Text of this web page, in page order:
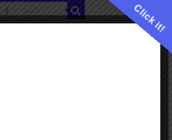
Click it!